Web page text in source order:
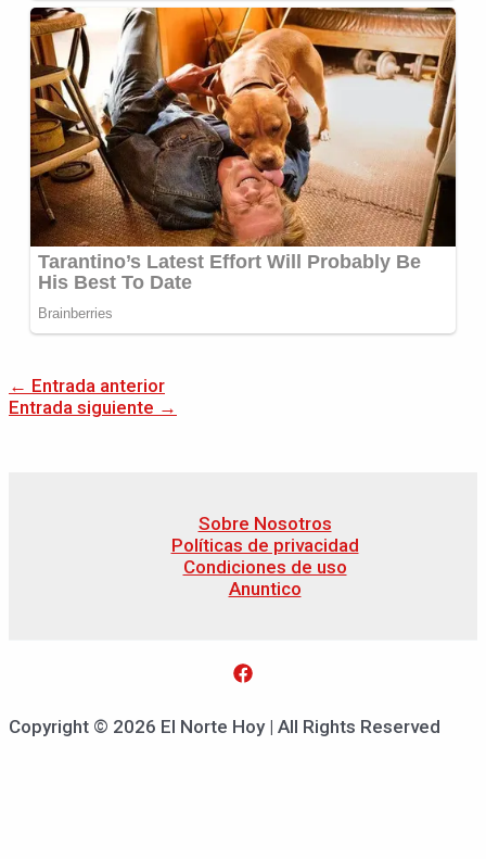
← Entrada anterior
Entrada siguiente →
Sobre Nosotros
Políticas de privacidad
Condiciones de uso
Anuntico
Copyright © 2026 El Norte Hoy | All Rights Reserved